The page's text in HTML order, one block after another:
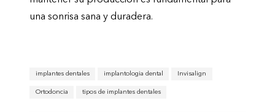
una sonrisa sana y duradera.
implantes dentales implantologia dental Invisalign
Ortodoncia tipos de implantes dentales